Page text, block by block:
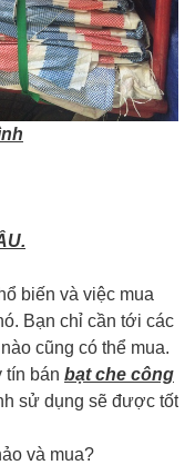
biến và việc mua
Bạn chỉ cần tới các
cũng có thể mua.
tín bán bạt che công
sử dụng sẽ được tốt
và mua?